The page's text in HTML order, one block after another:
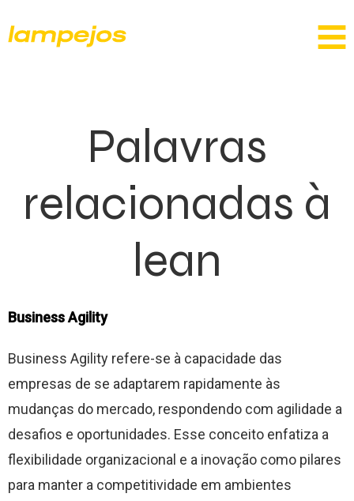
Palavras
relacionadas à
lean
Business Agility
Business Agility refere-se à capacidade das
empresas de se adaptarem rapidamente às
mudanças do mercado, respondendo com agilidade a
desafios e oportunidades. Esse conceito enfatiza a
flexibilidade organizacional e a inovação como pilares
para manter a competitividade em ambientes